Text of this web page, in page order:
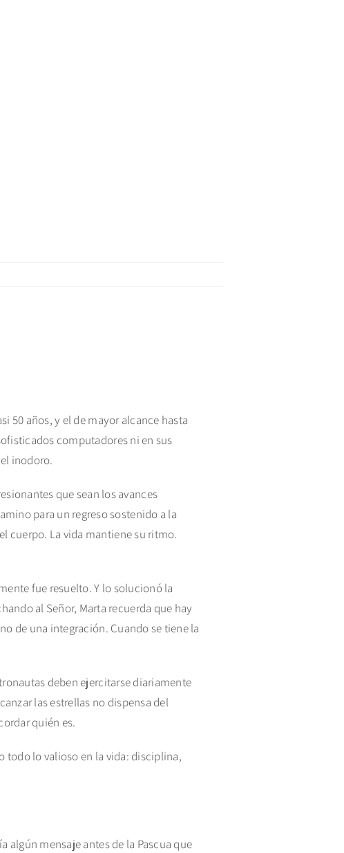
50 años, y el de mayor alcance hasta
computadores ni en sus
inodoro.
que sean los avances
para un regreso sostenido a la
cuerpo. La vida mantiene su ritmo.
fue resuelto. Y lo solucionó la
al Señor, Marta recuerda que hay
de una integración. Cuando se tiene la
deben ejercitarse diariamente
las estrellas no dispensa del
quién es.
todo lo valioso en la vida: disciplina,
algún mensaje antes de la Pascua que